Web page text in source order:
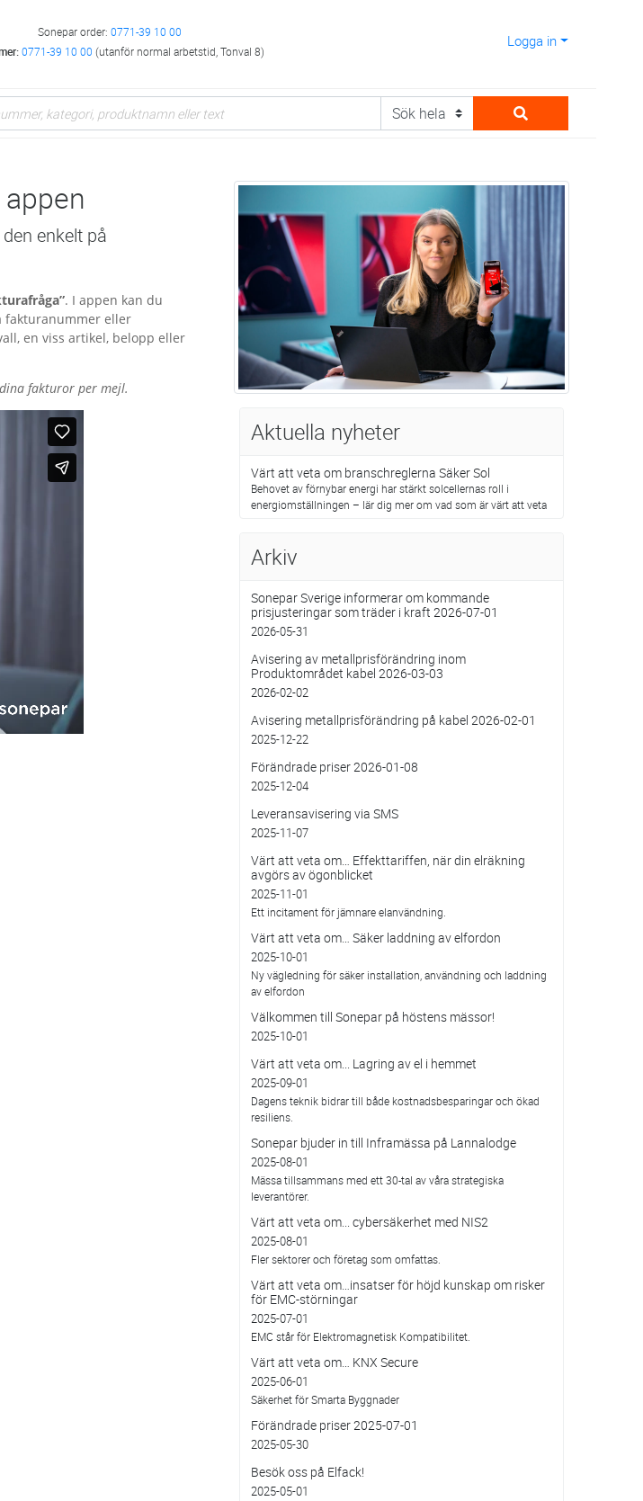
Sonepar order: 0771-39 10 00
0771-39 10 00 (utanför normal arbetstid, Tonval 8)
Logga in
enkelt på
. I appen kan du
faktura­nummer eller
en viss artikel, belopp eller
fakturor per mejl.
Aktuella nyheter
Värt att veta om branschreglerna Säker Sol
Behovet av förnybar energi har stärkt solcellernas roll i
energiomställningen – lär dig mer om vad som är värt att veta
Arkiv
Sonepar Sverige informerar om kommande
prisjusteringar som träder i kraft 2026-07-01
2026-05-31
Avisering av metallprisförändring inom
Produktområdet kabel 2026-03-03
2026-02-02
Avisering metallprisförändring på kabel 2026-02-01
2025-12-22
Förändrade priser 2026-01-08
2025-12-04
Leveransavisering via SMS
2025-11-07
Värt att veta om… Effekttariffen, när din elräkning
avgörs av ögonblicket
2025-11-01
Ett incitament för jämnare elanvändning.
Värt att veta om… Säker laddning av elfordon
2025-10-01
Ny vägledning för säker installation, användning och laddning
av elfordon
Välkommen till Sonepar på höstens mässor!
2025-10-01
Värt att veta om... Lagring av el i hemmet
2025-09-01
Dagens teknik bidrar till både kostnadsbesparingar och ökad
resiliens.
Sonepar bjuder in till Inframässa på Lannalodge
2025-08-01
Mässa tillsammans med ett 30-tal av våra strategiska
leverantörer.
Värt att veta om... cybersäkerhet med NIS2
2025-08-01
Fler sektorer och företag som omfattas.
Värt att veta om…insatser för höjd kunskap om risker
för EMC-störningar
2025-07-01
EMC står för Elektromagnetisk Kompatibilitet.
Värt att veta om… KNX Secure
2025-06-01
Säkerhet för Smarta Byggnader
Förändrade priser 2025-07-01
2025-05-30
Besök oss på Elfack!
2025-05-01